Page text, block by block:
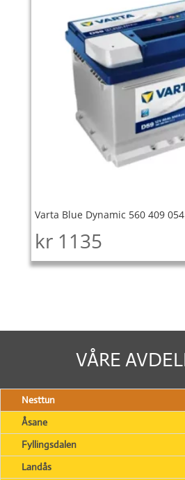
Varta Blue Dynamic 560 409
kr 1135
VÅRE
Nesttun
Åsane
Fyllingsdalen
Landås